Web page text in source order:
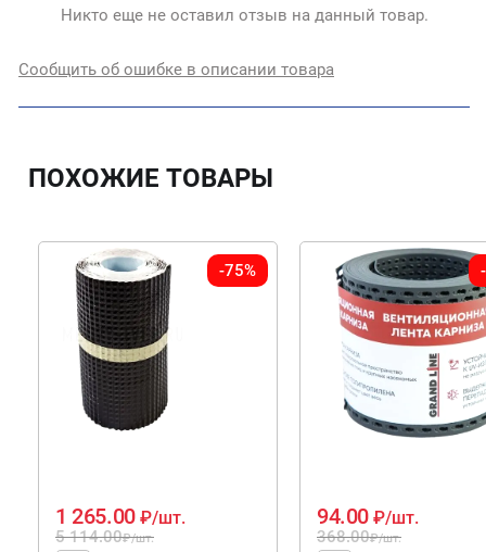
Никто еще не оставил отзыв на данный товар.
Сообщить об ошибке в описании товара
ПОХОЖИЕ ТОВАРЫ
-75%
5 114.00₽/шт.
1 265.00 ₽/шт.
368.00₽/шт.
94.00 ₽/шт.